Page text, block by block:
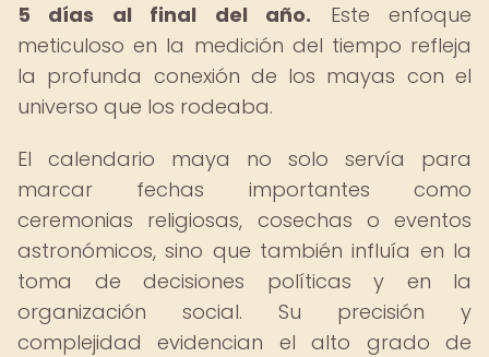
5 días al final del año. Este enfoque
meticuloso en la medición del tiempo refleja
la profunda conexión de los mayas con el
universo que los rodeaba.
El calendario maya no solo servía para
marcar fechas importantes como
ceremonias religiosas, cosechas o eventos
astronómicos, sino que también influía en la
toma de decisiones políticas y en la
organización social. Su precisión y
complejidad evidencian el alto grado de